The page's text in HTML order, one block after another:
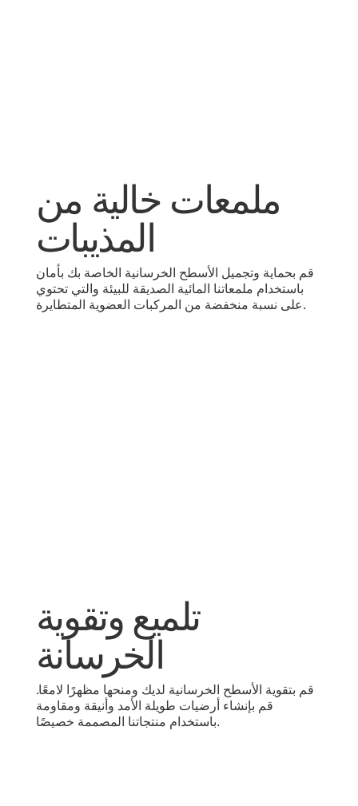
ملمعات خالية من
المذيبات
قم بحماية وتجميل الأسطح الخرسانية الخاصة بك بأمان
باستخدام ملمعاتنا المائية الصديقة للبيئة والتي تحتوي
على نسبة منخفضة من المركبات العضوية المتطايرة.
تلميع وتقوية
الخرسانة
قم بتقوية الأسطح الخرسانية لديك ومنحها مظهرًا لامعًا.
قم بإنشاء أرضيات طويلة الأمد وأنيقة ومقاومة
باستخدام منتجاتنا المصممة خصيصًا.